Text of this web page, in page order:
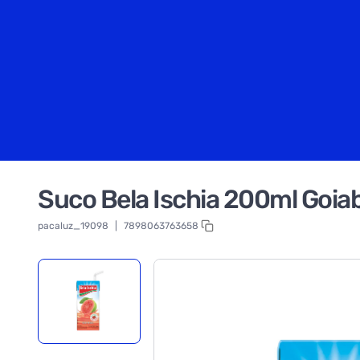
Suco Bela Ischia 200ml
pacaluz_19098 7898063763658